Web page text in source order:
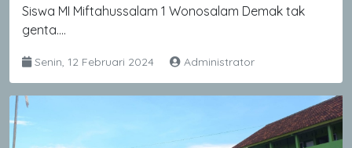
Siswa MI Miftahussalam 1 Wonosalam Demak tak
genta....
Senin, 12 Februari 2024 Administrator